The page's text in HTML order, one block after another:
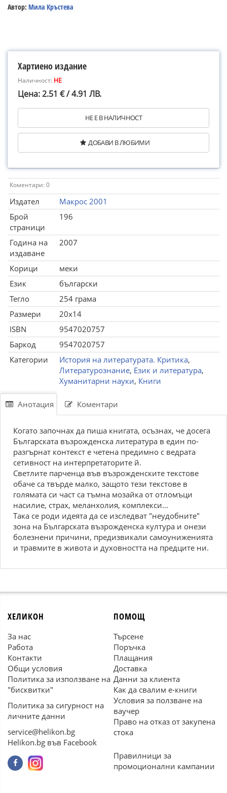
Автор: Мила Кръстева
Хартиено издание
Наличност: НЕ
Цена: 2.51 € / 4.91 ЛВ.
НЕ Е В НАЛИЧНОСТ
ДОБАВИ В ЛЮБИМИ
Коментари: 0
Издател
Макрос 2001
Брой
страници
196
Година на
издаване
2007
Корици
меки
Език
български
Тегло
254 грама
Размери
20x14
ISBN
9547020757
Баркод
9547020757
Категории
История на литературата. Критика,
Литературознание, Език и литература,
Хуманитарни науки, Книги
Анотация Коментари
Когато започнах да пиша книгата, осъзнах, че досега
Българската възрожденска литература в един по-
разгърнат контекст е четена предимно с ведрата
сетивност на интерпретаторите й.
Светлите парченца във възрожденските текстове
обаче са твърде малко, защото тези текстове в
голямата си част са тъмна мозайка от отломъци
насилие, страх, меланхолия, комплекси...
Така се роди идеята да се изследват "неудобните"
зона на Българската възрожденска култура и онези
болезнени причини, предизвикали самоуниженията
и травмите в живота и духовността на предците ни.
ХЕЛИКОН
За нас
Работа
Контакти
Общи условия
Политика за използване на
"бисквитки"
Политика за сигурност на
личните данни
service@helikon.bg
Helikon.bg във Facebook
ПОМОЩ
Търсене
Поръчка
Плащания
Доставка
Данни за клиента
Как да свалим е-книги
Условия за ползване на
ваучер
Право на отказ от закупена
стока
Правилници за
промоционални кампании